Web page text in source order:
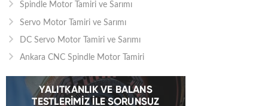
Spindle Motor Tamiri ve Sarımı
Servo Motor Tamiri ve Sarımı
DC Servo Motor Tamiri ve Sarımı
Ankara CNC Spindle Motor Tamiri